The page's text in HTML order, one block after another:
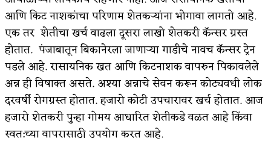
आणि किट नाशकांचा परिणाम शेतकर्‍यांना भोगावा लागतो आहे.
एक तर शेतीचा खर्च वाढला दूसरा लाखो शेतकरी कॅन्सर ग्रस्त
होतात. पंजाबातून बिकानेरला जाणार्‍या गाडीचे नावच कॅन्सर ट्रेन
पडले आहे. रासायनिक खत आणि किटनाशक वापरुन पिकावलेले
अन्न ही विषाक्त असते. अश्या अन्नाचे सेवन करून कोट्यवधी लोक
दरवर्षी रोगग्रस्त होतात. हजारो कोटी उपचारावर खर्च होतात. आज
हजारो शेतकरी पुन्हा गोमय आधारित शेतीकडे वळत आहे किंवा
स्वत:च्या वापरासाठी उपयोग करत आहे.